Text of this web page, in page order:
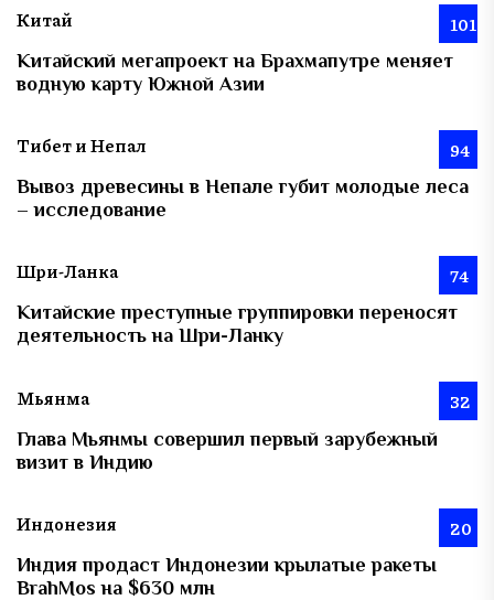
Китай 101
Китайский мегапроект на Брахмапутре меняет
водную карту Южной Азии
Тибет и Непал 94
Вывоз древесины в Непале губит молодые леса
– исследование
Шри-Ланка 74
Китайские преступные группировки переносят
деятельность на Шри-Ланку
Мьянма 32
Глава Мьянмы совершил первый зарубежный
визит в Индию
Индонезия 20
Индия продаст Индонезии крылатые ракеты
BrahMos на $630 млн